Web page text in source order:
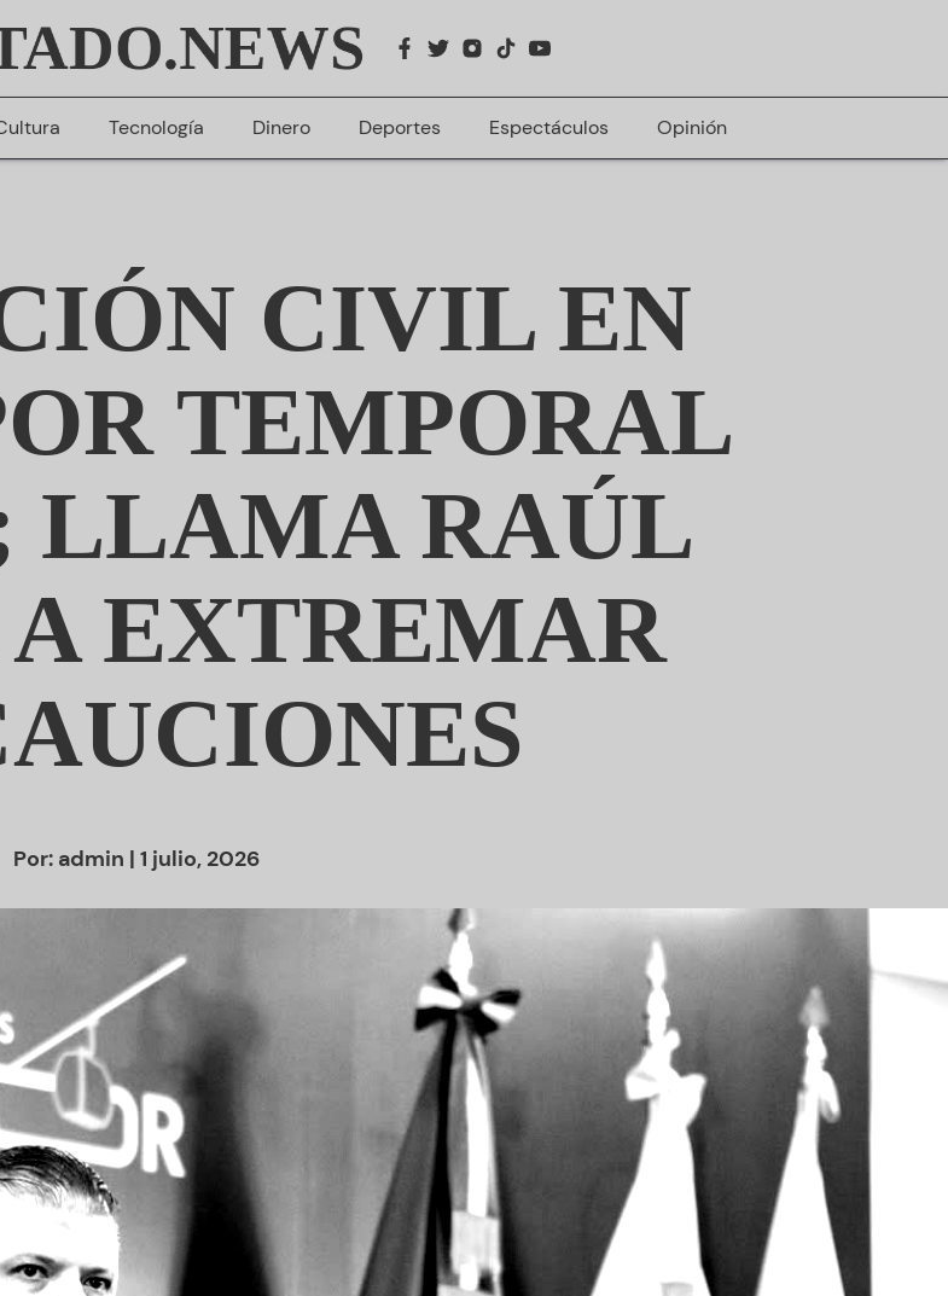
Tecnología Dinero Deportes Espectáculos Opinión
CIVIL EN
TEMPORAL
LLAMA RAÚL
EXTREMAR
Por: admin | 1 julio, 2026